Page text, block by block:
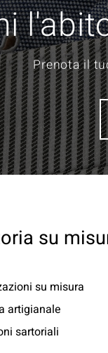
Prenota il
su
su misura
artigianale
sartoriali